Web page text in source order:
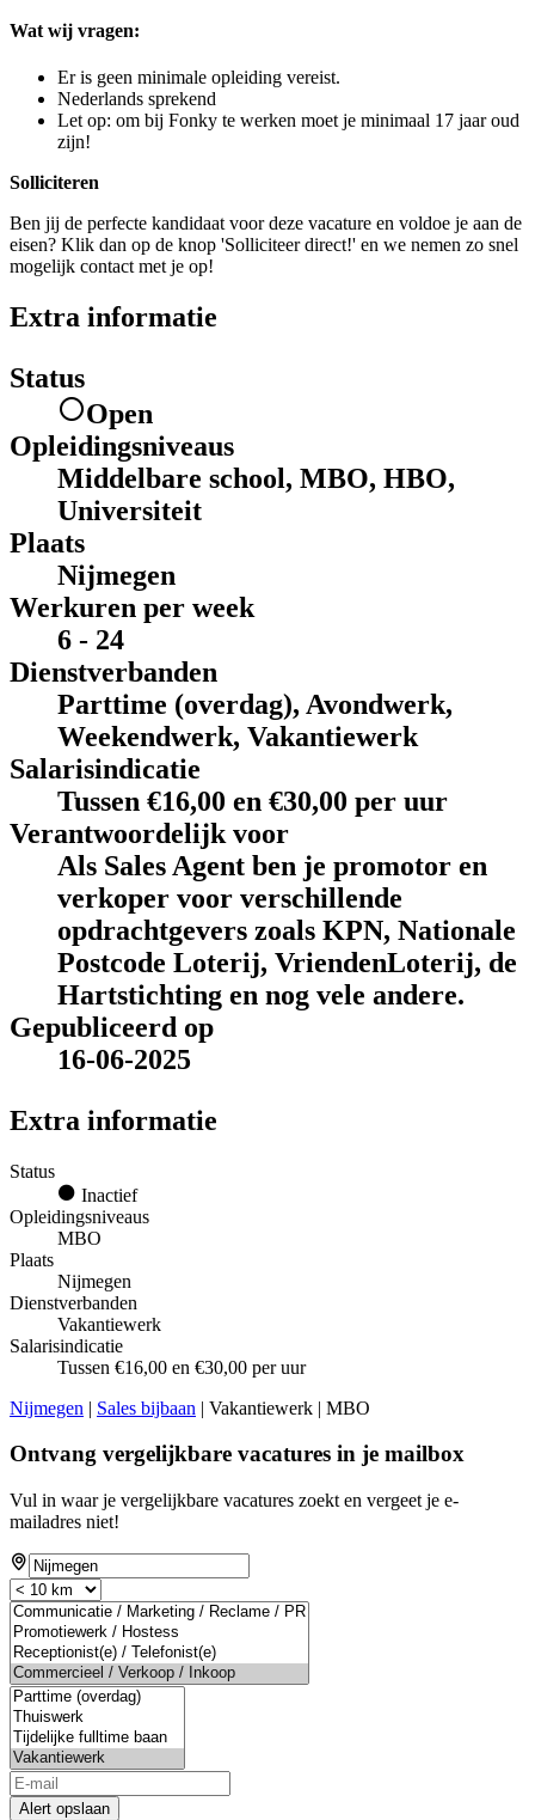
Wat wij vragen:
Er is geen minimale opleiding vereist.
Nederlands sprekend
Let op: om bij Fonky te werken moet je minimaal 17 jaar oud
zijn!
Solliciteren
Ben jij de perfecte kandidaat voor deze vacature en voldoe je aan de
eisen? Klik dan op de knop 'Solliciteer direct!' en we nemen zo snel
mogelijk contact met je op!
Extra informatie
Status
Open
Opleidingsniveaus
Middelbare school, MBO, HBO,
Universiteit
Plaats
Nijmegen
Werkuren per week
6 - 24
Dienstverbanden
Parttime (overdag), Avondwerk,
Weekendwerk, Vakantiewerk
Salarisindicatie
Tussen €16,00 en €30,00 per uur
Verantwoordelijk voor
Als Sales Agent ben je promotor en
verkoper voor verschillende
opdrachtgevers zoals KPN, Nationale
Postcode Loterij, VriendenLoterij, de
Hartstichting en nog vele andere.
Gepubliceerd op
16-06-2025
Extra informatie
Status
Inactief
Opleidingsniveaus
MBO
Plaats
Nijmegen
Dienstverbanden
Vakantiewerk
Salarisindicatie
Tussen €16,00 en €30,00 per uur
Nijmegen | Sales bijbaan | Vakantiewerk | MBO
Ontvang vergelijkbare vacatures in je mailbox
Vul in waar je vergelijkbare vacatures zoekt en vergeet je e-
mailadres niet!
Alert opslaan